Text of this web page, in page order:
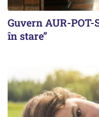
Guvern AUR-POT-
în stare”